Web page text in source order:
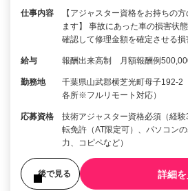
仕事内容
【アジャスター資格をお持ちの
ます】 事故にあった車の損害状
確認して修理金額を確定させる
給与 報酬出来高制 月額報酬例
勤務地
千葉県山武郡横芝光町母子192-2
各所※フルリモート対応）
応募資格
技術アジャスター資格必須（経
転免許（AT限定可）、パソコン
力、コピペなど）
後で見る 詳細